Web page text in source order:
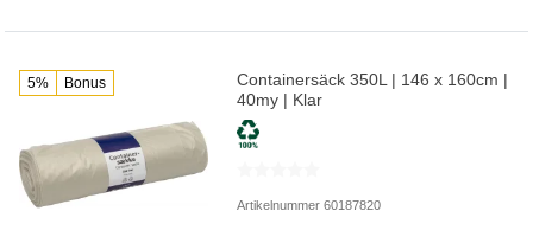
5% Bonus
Containersäck 350L | 146 x 160cm |
40my | Klar
Artikelnummer 60187820